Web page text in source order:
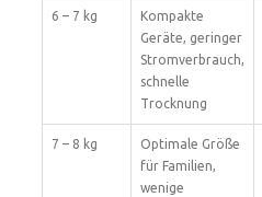
6 – 7 kg
Kompakte
Geräte, geringer
Stromverbrauch,
schnelle
Trocknung
7 – 8 kg
Optimale Größe
für Familien,
wenige